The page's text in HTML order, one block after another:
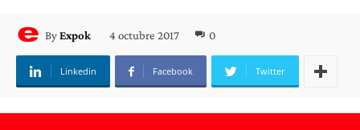
ByExpok 4 octubre 2017 0
Linkedin Facebook Twitter